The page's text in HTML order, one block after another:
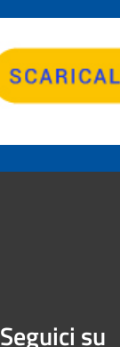
Seguici su